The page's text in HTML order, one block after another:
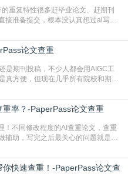
重复特性很多赶毕业论文、赶期刊
准备提交，根本没认真想过ai写论
公开的文本数据，生成内容本质是基
创作。生成过程中，很容易复用已
论文查重
是期刊投稿，不少人都会用AIGC工
真方便，但现在几乎所有院校和期刊
，找到靠谱的降AIGC检测率的网
术原创性的智能伙伴AIGC生成内
率？-PaperPass论文查重
！不同修改程度的AI查重论文，查重
助，写完之后最关心的问题就是ai
海量公开学术文献、网络内容，生成
容易和已发布的作品撞重复，甚至会
快速查重！-PaperPass论文查